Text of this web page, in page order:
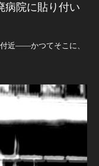
病院に貼り付い
近――かつてそこに、